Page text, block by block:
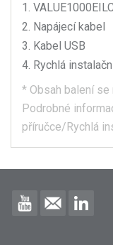
Napájecí kabel
Kabel USB
Rychlá
* Obsah balení
Podrobné
příručce/Rychlá